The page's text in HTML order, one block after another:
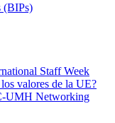
(BIPs)
Staff Week
valores de la UE?
UMH Networking